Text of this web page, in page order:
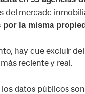
del mercado
por la misma
hay que excluir
reciente y real.
datos públicos